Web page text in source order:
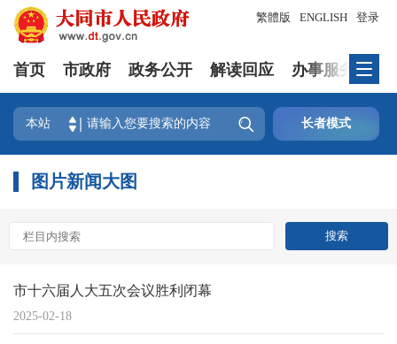
登录
繁體版 ENGLISH
首页 市政府 政务公开 解读回应 办事服务
本站  长者模式
图片新闻大图
市十六届人大五次会议胜利闭幕
2025-02-18